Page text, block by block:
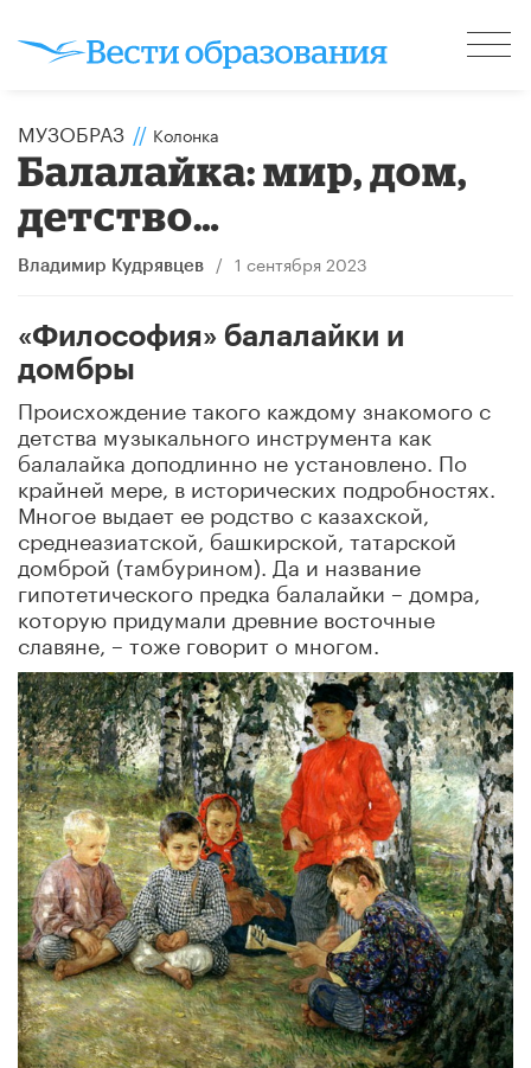
МУЗОБРАЗ // Колонка
Балалайка: мир, дом,
детство…
Владимир Кудрявцев / 1 сентября 2023
«Философия» балалайки и
домбры
Происхождение такого каждому знакомого с
детства музыкального инструмента как
балалайка доподлинно не установлено. По
крайней мере, в исторических подробностях.
Многое выдает ее родство с казахской,
среднеазиатской, башкирской, татарской
домброй (тамбурином). Да и название
гипотетического предка балалайки – домра,
которую придумали древние восточные
славяне, – тоже говорит о многом.